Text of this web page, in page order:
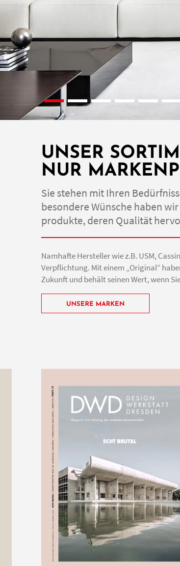
UNSER
NUR
Sie stehen mit Ihren
besondere Wünsche haben
produkte, deren Qualität
Namhafte Hersteller wie z.B. USM,
Verpflichtung. Mit einem „Original“
Zukunft und behält seinen Wert, wenn
UNSERE MARKEN